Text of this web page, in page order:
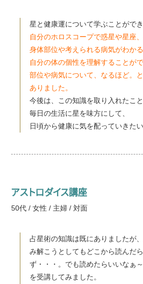
星と健康運について学ぶことができ
自分のホロスコープで惑星や星座
身体部位や考えられる病気がわかる
自分の体の個性を理解することが
部位や病気について、なるほど。
ありました。
今後は、この知識を取り入れたこと
毎日の生活に星を味方にして、
日頃から健康に気を配っていきた
アストロダイス講座
50代 / 女性 / 主婦 / 対面
占星術の知識は既にありましたが
み解こうとしてもどこから読んだ
ず・・・。でも読めたらいいなぁ
を受講してみました。